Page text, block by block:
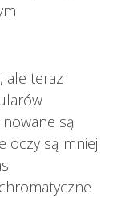
ale teraz
są
oczy są mniej